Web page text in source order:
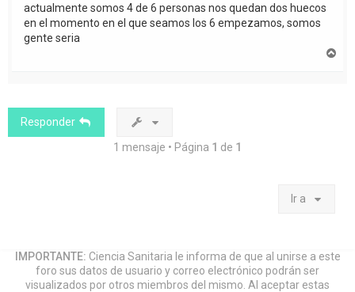
actualmente somos 4 de 6 personas nos quedan dos huecos
en el momento en el que seamos los 6 empezamos, somos
gente seria
Responder
1 mensaje • Página 1 de 1
Ir a
IMPORTANTE: Ciencia Sanitaria le informa de que al unirse a este
foro sus datos de usuario y correo electrónico podrán ser
visualizados por otros miembros del mismo. Al aceptar estas